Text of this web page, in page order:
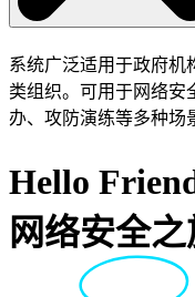
系统广泛适用于政府机
类组织。可用于网络安
办、攻防演练等多种场
Hello
网络安全之